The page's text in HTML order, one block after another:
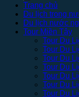
Trang chủ
Du lịch trong
Du lịch nước
Tour Miền Tây
Tour Du
Tour Du
Tour Du
Tour Du
Tour Du
Tour Du
Tour Du